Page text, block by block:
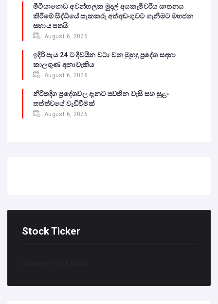
මීටියාගොඩ අවන්හලක මුදල් අයකැමිවරිය ඝාතනය
කිරීමේ සිද්ධියේ සැකකරු අත්අඩංගුවට ගැනීමට මහජන
සහාය පතයි
August 6, 2026
ඉදිරි පැය 24 ට දිවයින වටා වන මුහුදු ප්‍රදේශ සඳහා
කාලගුණ අනාවැකිය
August 6, 2026
නිරිතදිග ප්‍රදේශවල දැනට පවතින වැසි සහ සුළං
තත්ත්වයේ වැඩිවීමක්
August 6, 2026
Stock Ticker
Loading stock data...